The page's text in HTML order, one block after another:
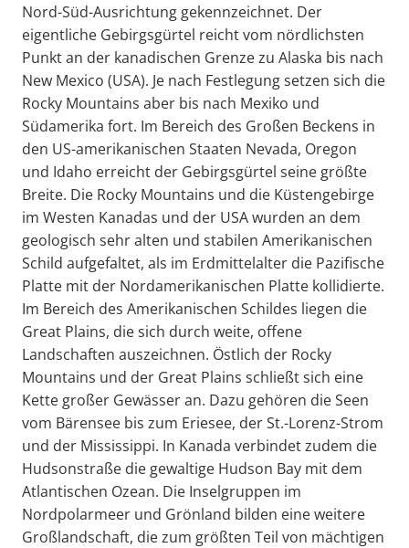
Nord-Süd-Ausrichtung gekennzeichnet. Der
eigentliche Gebirgsgürtel reicht vom nördlichsten
Punkt an der kanadischen Grenze zu Alaska bis nach
New Mexico (USA). Je nach Festlegung setzen sich die
Rocky Mountains aber bis nach Mexiko und
Südamerika fort. Im Bereich des Großen Beckens in
den US-amerikanischen Staaten Nevada, Oregon
und Idaho erreicht der Gebirgsgürtel seine größte
Breite. Die Rocky Mountains und die Küstengebirge
im Westen Kanadas und der USA wurden an dem
geologisch sehr alten und stabilen Amerikanischen
Schild aufgefaltet, als im Erdmittelalter die Pazifische
Platte mit der Nordamerikanischen Platte kollidierte.
Im Bereich des Amerikanischen Schildes liegen die
Great Plains, die sich durch weite, offene
Landschaften auszeichnen. Östlich der Rocky
Mountains und der Great Plains schließt sich eine
Kette großer Gewässer an. Dazu gehören die Seen
vom Bärensee bis zum Eriesee, der St.-Lorenz-Strom
und der Mississippi. In Kanada verbindet zudem die
Hudsonstraße die gewaltige Hudson Bay mit dem
Atlantischen Ozean. Die Inselgruppen im
Nordpolarmeer und Grönland bilden eine weitere
Großlandschaft, die zum größten Teil von mächtigen